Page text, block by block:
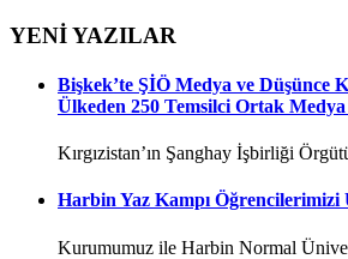
YENİ YAZILAR
Bişkek’te ŞİÖ Medya ve Düşünce
Ülkeden 250 Temsilci Ortak
Kırgızistan’ın Şanghay İşbirliği
Harbin Yaz Kampı Öğrencilerimizi
Kurumumuz ile Harbin Normal